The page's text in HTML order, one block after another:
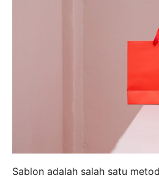
Sablon adalah salah satu